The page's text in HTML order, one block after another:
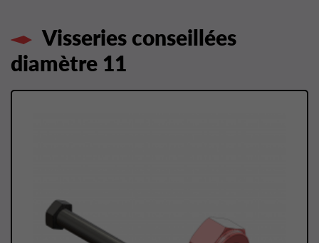
Visseries conseillées
diamètre 11